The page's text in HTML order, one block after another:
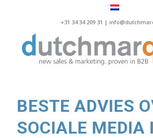
+31 34 34 209 31 |
BESTE ADVIES
SOCIALE MEDIA